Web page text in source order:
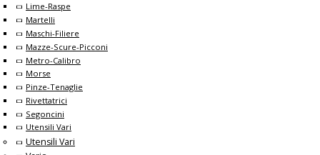
Lime-Raspe
Martelli
Maschi-Filiere
Mazze-Scure-Picconi
Metro-Calibro
Morse
Pinze-Tenaglie
Rivettatrici
Segoncini
Utensili Vari
Utensili Vari